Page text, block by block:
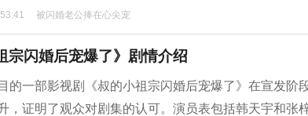
被闪婚老公捧在心尖宠
宗闪婚后宠爆了》剧情介绍
的一部影视剧《叔的小祖宗闪婚后宠爆了》在宣发阶
，证明了观众对剧集的认可。演员表包括韩天宇和张